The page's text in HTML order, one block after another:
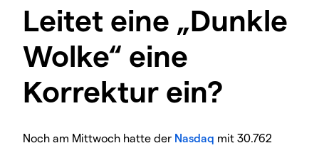
Leitet eine „Dunkle
Wolke“ eine
Korrektur ein?
Noch am Mittwoch hatte der Nasdaq mit 30.762